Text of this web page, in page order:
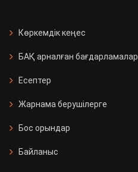
Көркемдік кеңес
БАҚ арналған бағдарламалар
Есептер
Жарнама берушілерге
Бос орындар
Байланыс